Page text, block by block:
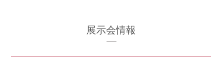
展示会情報